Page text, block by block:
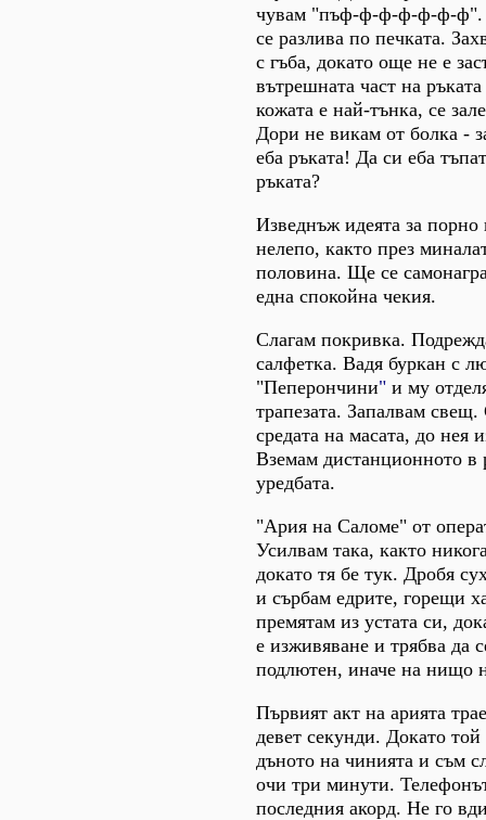
чувам "пъф-ф-ф-ф-ф-ф-ф".
се разлива по печката.
с гъба, докато още не е
вътрешната част на
кожата е най-тънка, се
Дори не викам от болка -
еба ръката! Да си еба
ръката?
Изведнъж идеята за порно
нелепо, както през
половина. Ще се
една спокойна чекия.
Слагам покривка.
салфетка. Вадя буркан с
"Пеперончини" и му
трапезата. Запалвам
средата на масата, до нея
Вземам дистанционното в
уредбата.
"Ария на Саломе" от
Усилвам така, както
докато тя бе тук. Дробя
и сърбам едрите, горещи
премятам из устата си,
е изживяване и трябва да
подлютен, иначе на нищо
Първият акт на арията
девет секунди. Докато
дъното на чинията и съм
очи три минути.
последния акорд. Не го